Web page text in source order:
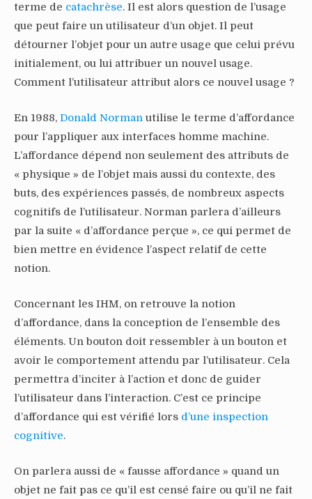
terme de catachrèse. Il est alors question de l’usage
que peut faire un utilisateur d’un objet. Il peut
détourner l’objet pour un autre usage que celui prévu
initialement, ou lui attribuer un nouvel usage.
Comment l’utilisateur attribut alors ce nouvel usage ?
En 1988, Donald Norman utilise le terme d’affordance
pour l’appliquer aux interfaces homme machine.
L’affordance dépend non seulement des attributs de
« physique » de l’objet mais aussi du contexte, des
buts, des expériences passés, de nombreux aspects
cognitifs de l’utilisateur. Norman parlera d’ailleurs
par la suite « d’affordance perçue », ce qui permet de
bien mettre en évidence l’aspect relatif de cette
notion.
Concernant les IHM, on retrouve la notion
d’affordance, dans la conception de l’ensemble des
éléments. Un bouton doit ressembler à un bouton et
avoir le comportement attendu par l’utilisateur. Cela
permettra d’inciter à l’action et donc de guider
l’utilisateur dans l’interaction. C’est ce principe
d’affordance qui est vérifié lors d’une inspection
cognitive.
On parlera aussi de « fausse affordance » quand un
objet ne fait pas ce qu’il est censé faire ou qu’il ne fait